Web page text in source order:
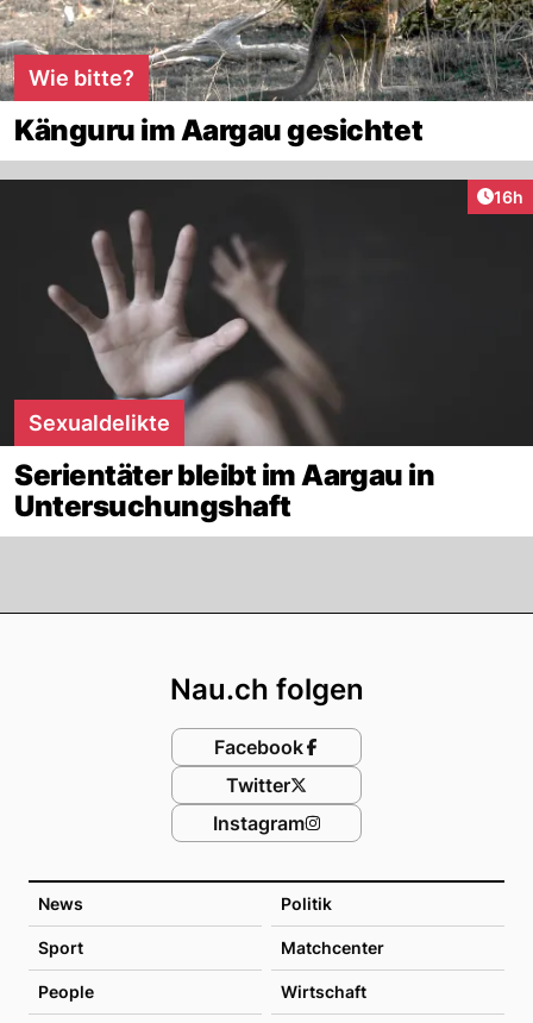
Wie bitte?
Känguru im Aargau gesichtet
16h
Sexualdelikte
Serientäter bleibt im Aargau in
Untersuchungshaft
News Politik
Sport Matchcenter
People Wirtschaft
Nau.ch folgen
Facebook
Twitter
Instagram